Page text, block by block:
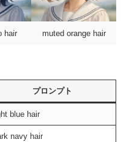
hair muted orange hair
プロンプト
blue hair
navy hair